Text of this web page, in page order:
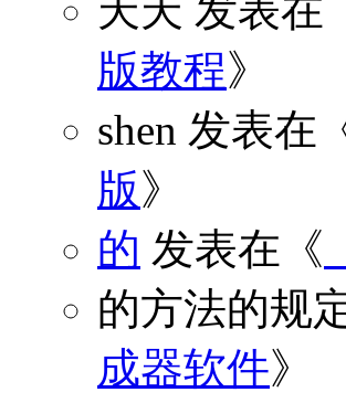
天天 发表在
版教程》
shen 发表在
版》
的 发表在《
的方法的规
成器软件》